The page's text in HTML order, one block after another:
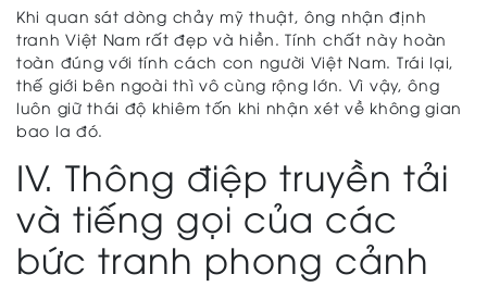
Khi quan sát dòng chảy mỹ thuật, ông nhận định
tranh Việt Nam rất đẹp và hiền. Tính chất này hoàn
toàn đúng với tính cách con người Việt Nam. Trái lại,
thế giới bên ngoài thì vô cùng rộng lớn. Vì vậy, ông
luôn giữ thái độ khiêm tốn khi nhận xét về không gian
bao la đó.
IV. Thông điệp truyền tải
và tiếng gọi của các
bức tranh phong cảnh